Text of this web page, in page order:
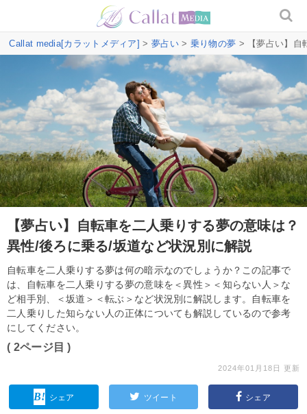
Callat media[カラットメディア] > 夢占い> 乗り物の夢 > 【夢占い】自
【夢占い】自転車を二人乗りする夢の意味は？
異性/後ろに乗る/坂道など状況別に解説
自転車を二人乗りする夢は何の暗示なのでしょうか？この記事で
は、自転車を二人乗りする夢の意味を＜異性＞＜知らない人＞な
ど相手別、＜坂道＞＜転ぶ＞など状況別に解説します。自転車を
二人乗りした知らない人の正体についても解説しているので参考
にしてください。
( 2ページ目 )
2024年01月18日 更新
シェア ツイート シェア